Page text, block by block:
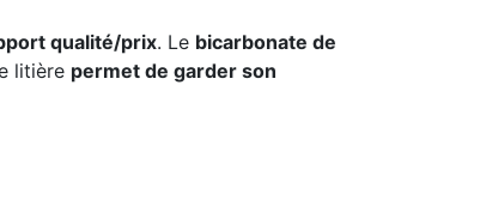
qualité/prix. Le bicarbonate de
litière permet de garder son